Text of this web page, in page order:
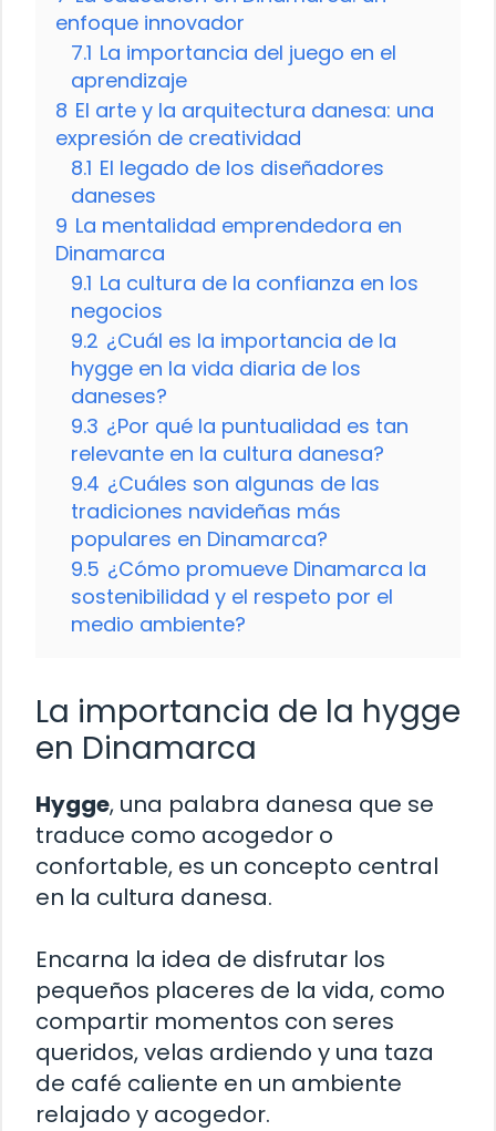
enfoque innovador
7.1 La importancia del juego en el
aprendizaje
8 El arte y la arquitectura danesa: una
expresión de creatividad
8.1 El legado de los diseñadores
daneses
9 La mentalidad emprendedora en
Dinamarca
9.1 La cultura de la confianza en los
negocios
9.2 ¿Cuál es la importancia de la
hygge en la vida diaria de los
daneses?
9.3 ¿Por qué la puntualidad es tan
relevante en la cultura danesa?
9.4 ¿Cuáles son algunas de las
tradiciones navideñas más
populares en Dinamarca?
9.5 ¿Cómo promueve Dinamarca la
sostenibilidad y el respeto por el
medio ambiente?
La importancia de la hygge
en Dinamarca
Hygge, una palabra danesa que se
traduce como acogedor o
confortable, es un concepto central
en la cultura danesa.
Encarna la idea de disfrutar los
pequeños placeres de la vida, como
compartir momentos con seres
queridos, velas ardiendo y una taza
de café caliente en un ambiente
relajado y acogedor.